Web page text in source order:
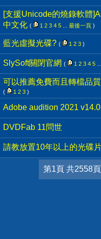
[支援Unicode的燒錄軟體
中文化 ( 1 2 3 4 5 最後一頁 )
藍光虛擬光碟? ( 1 2 3 )
SlySoft關閉官網 ( 1 2 3 4 5
可以推薦免費而且轉檔品
( 1 2 3 )
Adobe audition 2021
DVDFab 11問世
請教放置10年以上的光碟
第1頁 共2558頁